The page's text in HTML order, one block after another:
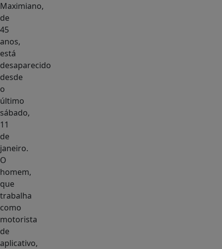
Maximiano,
de
45
anos,
está
desaparecido
desde
o
último
sábado,
11
de
janeiro.
O
homem,
que
trabalha
como
motorista
de
aplicativo,